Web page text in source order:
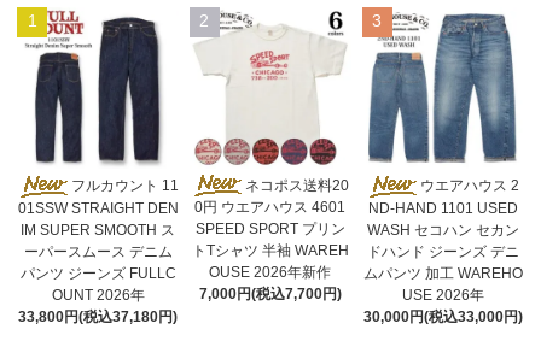
1
フルカウント 11
01SSW STRAIGHT DEN
IM SUPER SMOOTH ス
ーパースムース デニム
パンツ ジーンズ FULLC
OUNT 2026年
33,800円(税込37,180円)
2
ネコポス送料20
0円 ウエアハウス 4601
SPEED SPORT プリン
トTシャツ 半袖 WAREH
OUSE 2026年新作
7,000円(税込7,700円)
3
ウエアハウス 2
ND-HAND 1101 USED
WASH セコハン セカン
ドハンド ジーンズ デニ
ムパンツ 加工 WAREHO
USE 2026年
30,000円(税込33,000円)